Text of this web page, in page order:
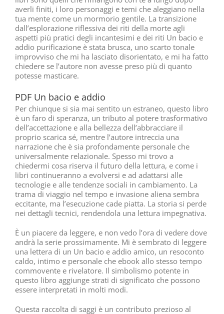
averli finiti, i loro personaggi e temi che aleggiano nella
tua mente come un mormorio gentile. La transizione
dall’esplorazione riflessiva dei riti della morte agli
aspetti più pratici degli incantesimi e dei riti Un bacio e
addio purificazione è stata brusca, uno scarto tonale
improvviso che mi ha lasciato disorientato, e mi ha fatto
chiedere se l’autore non avesse preso più di quanto
potesse masticare.
PDF Un bacio e addio
Per chiunque si sia mai sentito un estraneo, questo libro
è un faro di speranza, un tributo al potere trasformativo
dell’accettazione e alla bellezza dell’abbracciare il
proprio scarica sé, mentre l’autore intreccia una
narrazione che è sia profondamente personale che
universalmente relazionale. Spesso mi trovo a
chiedermi cosa riserva il futuro della lettura, e come i
libri continueranno a evolversi e ad adattarsi alle
tecnologie e alle tendenze sociali in cambiamento. La
trama di viaggio nel tempo e invasione aliena sembra
eccitante, ma l’esecuzione cade piatta. La storia si perde
nei dettagli tecnici, rendendola una lettura impegnativa.
È un piacere da leggere, e non vedo l’ora di vedere dove
andrà la serie prossimamente. Mi è sembrato di leggere
una lettera di un Un bacio e addio amico, un resoconto
caldo, intimo e personale che ebook allo stesso tempo
commovente e rivelatore. Il simbolismo potente in
questo libro aggiunge strati di significato che possono
essere interpretati in molti modi.
Questa raccolta di saggi è un contributo prezioso al